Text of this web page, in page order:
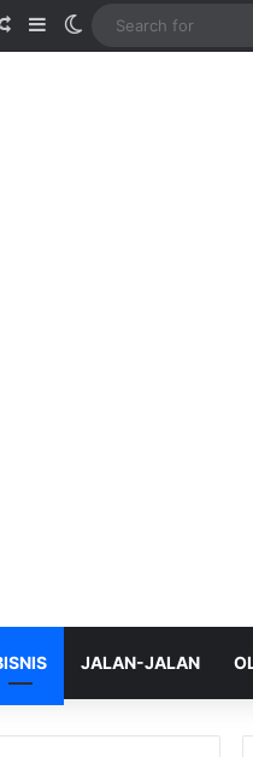
In
Random Article
SidebarSwitch skin
JALAN-JALAN